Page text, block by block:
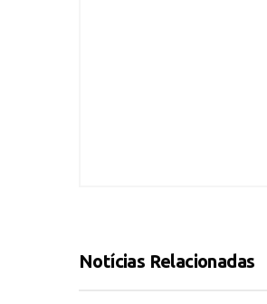
Notícias Relacionadas